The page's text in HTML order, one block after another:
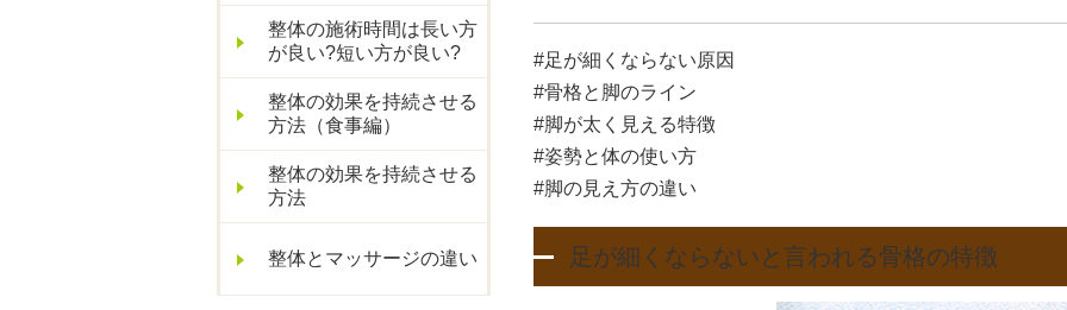
整体の施術時間は長い方
が良い?短い方が良い?
整体の効果を持続させる
方法（食事編）
整体の効果を持続させる
方法
整体とマッサージの違い
#足が細くならない原因
#骨格と脚のライン
#脚が太く見える特徴
#姿勢と体の使い方
#脚の見え方の違い
足が細くならないと言われる骨格の特徴